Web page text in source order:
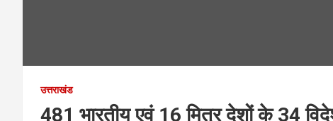
उत्तराखंड
481 भारतीय एवं 16 मित्र देशों के 34